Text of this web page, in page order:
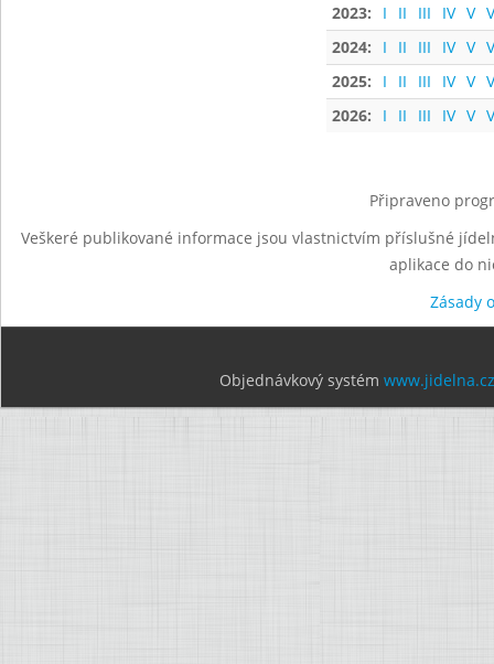
2023:
I II III IV V
2024:
I II III IV V
2025:
I II III IV V
2026:
I II III IV V
Připraveno
Veškeré publikované informace jsou vlastnictvím příslušné
aplikace do
Zásady
Objednávkový systém www.jidelna.cz